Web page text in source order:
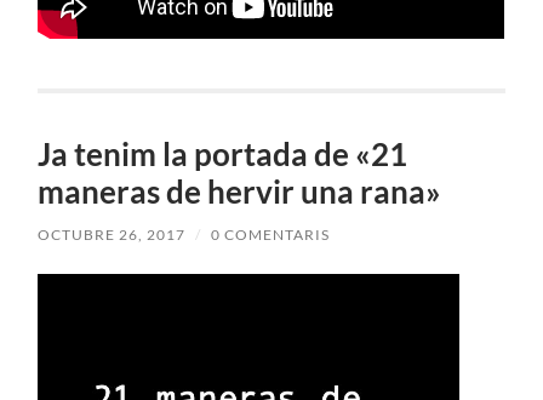
Ja tenim la portada de «21
maneras de hervir una rana»
OCTUBRE 26, 2017 / 0 COMENTARIS